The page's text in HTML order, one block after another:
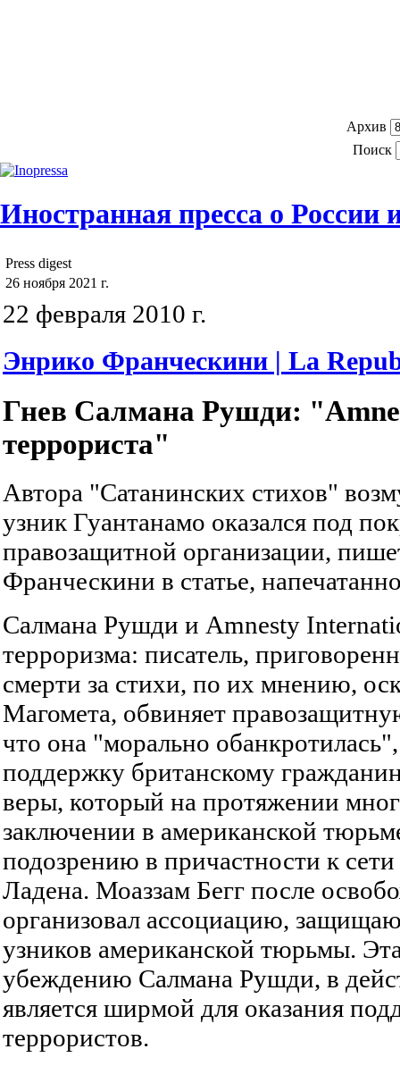
Архив
Поиск
Иностранная пресса о России
Press digest
26 ноября 2021 г.
22 февраля 2010 г.
Энрико Франческини | La
Гнев Салмана Рушди:
террориста"
Автора "Сатанинских стихов"
узник Гуантанамо оказался под
правозащитной организации,
Франческини в статье,
Салмана Рушди и Amnesty
терроризма: писатель,
смерти за стихи, по их мнению,
Магомета, обвиняет
что она "морально
поддержку британскому
веры, который на протяжении
заключении в американской
подозрению в причастности к
Ладена. Моаззам Бегг после
организовал ассоциацию,
узников американской тюрьмы.
убеждению Салмана Рушди, в
является ширмой для оказания
террористов.